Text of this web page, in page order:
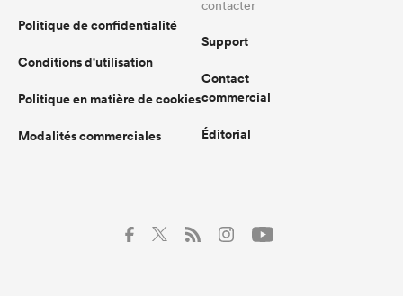
Politique de confidentialité
Conditions d'utilisation
Politique en matière de cookies
Modalités commerciales
contacter
Support
Contact
commercial
Éditorial